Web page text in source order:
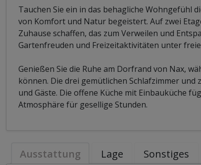
Tauchen Sie ein in das behagliche Wohngefühl
von Komfort und Natur begeistert. Auf zwei
Zuhause schaffen, das zum Verweilen und
Gartenfreuden und Freizeitaktivitäten unter
Genießen Sie die Ruhe am Dorfrand von Nax,
können. Die drei gemütlichen Schlafzimmer
und Gäste. Die offene Küche mit Einbauküche
Atmosphäre für gesellige Stunden.
Ausstattung Lage Sonstiges